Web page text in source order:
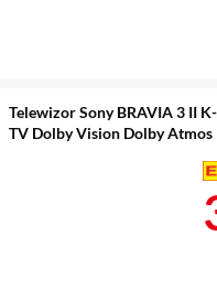
Telewizor Sony BRAVIA 3 II
TV Dolby Vision Dolby Atmos